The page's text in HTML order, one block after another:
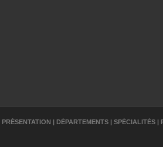
PRÉSENTATION | DÉPARTEMENTS | SPÉCIALITÉS |